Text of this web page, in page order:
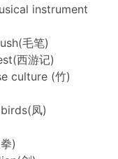
instrument
毛笔)
西游记)
culture (竹)
凤)
)